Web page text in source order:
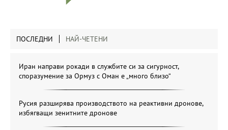
ПОСЛЕДНИ НАЙ-ЧЕТЕНИ
Иран направи рокади в службите си за сигурност,
споразумение за Ормуз с Оман е „много близо“
Русия разширява производството на реактивни дронове,
избягващи зенитните дронове